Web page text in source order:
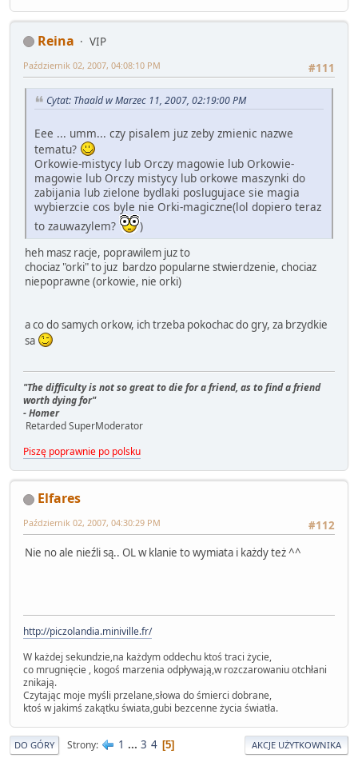
Reina
VIP
#111
Październik 02, 2007, 04:08:10 PM
Cytat: Thaald w Marzec 11, 2007, 02:19:00 PM
Eee ... umm... czy pisalem juz zeby zmienic nazwe
tematu?
Orkowie-mistycy lub Orczy magowie lub Orkowie-
magowie lub Orczy mistycy lub orkowe maszynki do
zabijania lub zielone bydlaki poslugujace sie magia
wybierzcie cos byle nie Orki-magiczne(lol dopiero teraz
to zauwazylem?
)
heh masz racje, poprawilem juz to
chociaz "orki" to juz bardzo popularne stwierdzenie, chociaz
niepoprawne (orkowie, nie orki)
a co do samych orkow, ich trzeba pokochac do gry, za brzydkie
sa
"The difficulty is not so great to die for a friend, as to find a friend
worth dying for"
- Homer
Retarded SuperModerator
Piszę poprawnie po polsku
Elfares
#112
Październik 02, 2007, 04:30:29 PM
Nie no ale nieźli są.. OL w klanie to wymiata i każdy też ^^
http://piczolandia.miniville.fr/
W każdej sekundzie,na każdym oddechu ktoś traci życie,
co mrugnięcie , kogoś marzenia odpływają,w rozczarowaniu otchłani
znikają.
Czytając moje myśli przelane,słowa do śmierci dobrane,
ktoś w jakimś zakątku świata,gubi bezcenne życia światła.
DO GÓRY Strony 1 ... 3 4 5 AKCJE UŻYTKOWNIKA